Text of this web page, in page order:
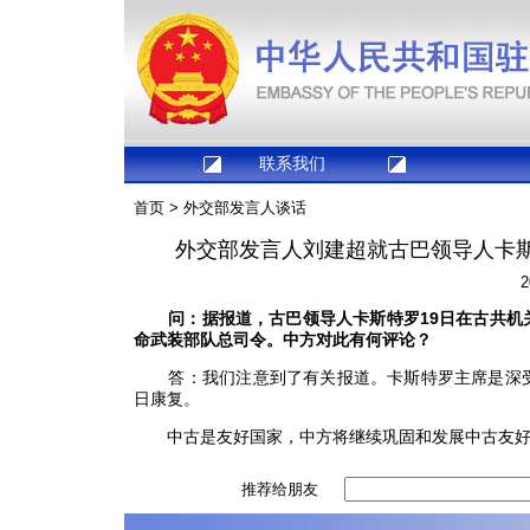
联系我们
首页 > 外交部发言人谈话
外交部发言人刘建超就古巴领导人卡
问：据报道，古巴领导人卡斯特罗19日在古共机
命武装部队总司令。中方对此有何评论？
答：我们注意到了有关报道。卡斯特罗主席是深
日康复。
中古是友好国家，中方将继续巩固和发展中古友
推荐给朋友